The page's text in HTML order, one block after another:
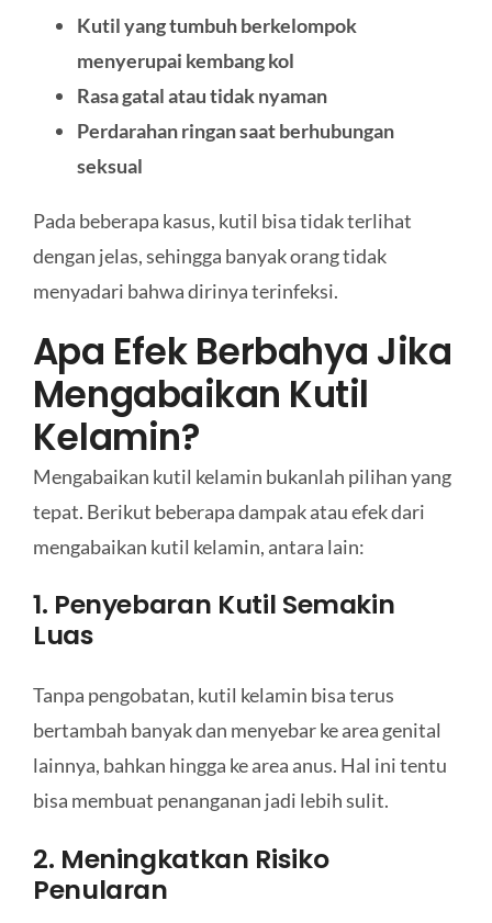
Kutil yang tumbuh berkelompok
menyerupai kembang kol
Rasa gatal atau tidak nyaman
Perdarahan ringan saat berhubungan
seksual
Pada beberapa kasus, kutil bisa tidak terlihat
dengan jelas, sehingga banyak orang tidak
menyadari bahwa dirinya terinfeksi.
Apa Efek Berbahya Jika
Mengabaikan Kutil
Kelamin?
Mengabaikan kutil kelamin bukanlah pilihan yang
tepat. Berikut beberapa dampak atau efek dari
mengabaikan kutil kelamin, antara lain:
1. Penyebaran Kutil Semakin
Luas
Tanpa pengobatan, kutil kelamin bisa terus
bertambah banyak dan menyebar ke area genital
lainnya, bahkan hingga ke area anus. Hal ini tentu
bisa membuat penanganan jadi lebih sulit.
2. Meningkatkan Risiko
Penularan